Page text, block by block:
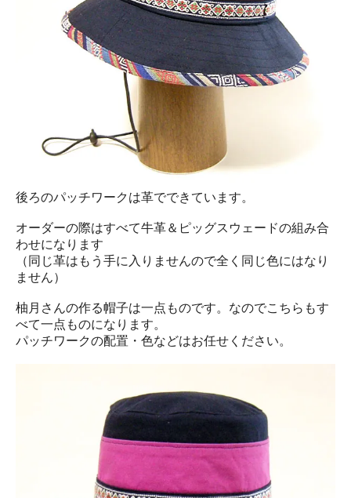
後ろのパッチワークは革でできています。
オーダーの際はすべて牛革＆ピッグスウェードの組み合
わせになります
（同じ革はもう手に入りませんので全く同じ色にはなり
ません）
柚月さんの作る帽子は一点ものです。なのでこちらもす
べて一点ものになります。
パッチワークの配置・色などはお任せください。